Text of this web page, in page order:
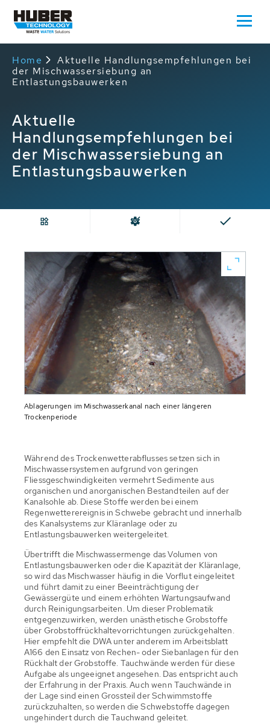
Home
Aktuelle Handlungsempfehlungen bei
der Mischwassersiebung an
Entlastungsbauwerken
Aktuelle
Handlungsempfehlungen bei
der Mischwassersiebung an
Entlastungsbauwerken
Ablagerungen im Mischwasserkanal nach einer längeren
Trockenperiode
Während des Trockenwetterabflusses setzen sich in
Mischwassersystemen aufgrund von geringen
Fliessgeschwindigkeiten vermehrt Sedimente aus
organischen und anorganischen Bestandteilen auf der
Kanalsohle ab. Diese Stoffe werden bei einem
Regenwetterereignis in Schwebe gebracht und innerhalb
des Kanalsystems zur Kläranlage oder zu
Entlastungsbauwerken weitergeleitet.
Übertrifft die Mischwassermenge das Volumen von
Entlastungsbauwerken oder die Kapazität der Kläranlage,
so wird das Mischwasser häufig in die Vorflut eingeleitet
und führt damit zu einer Beeinträchtigung der
Gewässergüte und einem erhöhten Wartungsaufwand
durch Reinigungsarbeiten. Um dieser Problematik
entgegenzuwirken, werden unästhetische Grobstoffe
über Grobstoffrückhaltevorrichtungen zurückgehalten.
Hier empfehlt die DWA unter anderem im Arbeitsblatt
A166 den Einsatz von Rechen- oder Siebanlagen für den
Rückhalt der Grobstoffe. Tauchwände werden für diese
Aufgabe als ungeeignet angesehen. Das entspricht auch
der Erfahrung in der Praxis. Auch wenn Tauchwände in
der Lage sind einen Grossteil der Schwimmstoffe
zurückzuhalten, so werden die Schwebstoffe dagegen
ungehindert durch die Tauchwand geleitet.